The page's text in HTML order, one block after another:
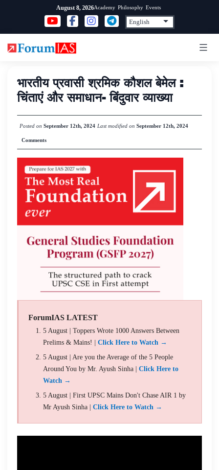
content
August 8, 2026Academy Philosophy Events
भारतीय प्रवासी श्रमिक कौशल बेमेल :
चिंताएं और समाधान- बिंदुवार व्याख्या
Posted on September 12th, 2024 Last modified on September 12th, 2024
Comments
ForumIAS LATEST
5 August | Toppers Wrote 1000 Answers Between
Prelims & Mains! | Click Here to Watch →
5 August | Are you the Average of the 5 People
Around You by Mr. Ayush Sinha | Click Here to
Watch →
5 August | First UPSC Mains Don't Chase AIR 1 by
Mr Ayush Sinha | Click Here to Watch →